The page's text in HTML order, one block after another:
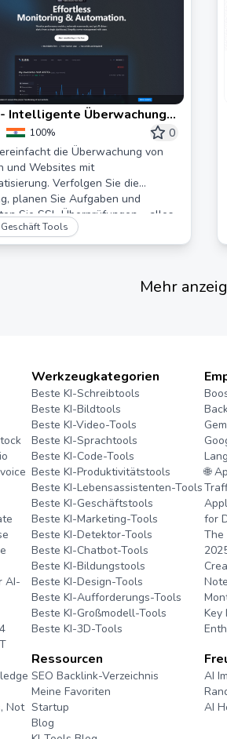
Intelligente Überwachung
für Server
100%
0
die Überwachung von
und Websites mit
Verfolgen Sie die
planen Sie Aufgaben und
Sie SSL-Überprüfungen – alles
Dashboard aus.
Tools
Mehr
AI-
Not
Werkzeugkategorien
Beste KI-Schreibtools
Beste KI-Bildtools
Beste KI-Video-Tools
Beste KI-Sprachtools
Beste KI-Code-Tools
Beste KI-Produktivitätstools
Beste KI-Lebensassistenten-Tools
Beste KI-Geschäftstools
Beste KI-Marketing-Tools
Beste KI-Detektor-Tools
Beste KI-Chatbot-Tools
Beste KI-Bildungstools
Beste KI-Design-Tools
Beste KI-Aufforderungs-Tools
Beste KI-Großmodell-Tools
Beste KI-3D-Tools
Ressourcen
SEO Backlink-Verzeichnis
Meine Favoriten
Startup
Blog
🌐
for
The
Key
AI
AI